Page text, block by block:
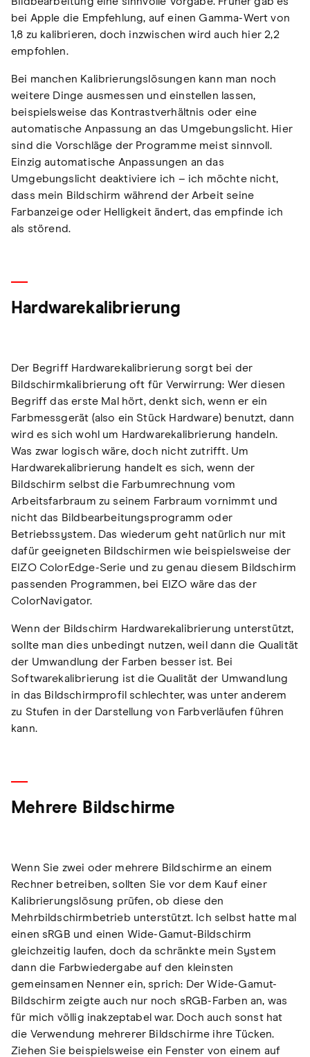
bei Apple die Empfehlung, auf einen Gamma-Wert von
1,8 zu kalibrieren, doch inzwischen wird auch hier 2,2
empfohlen.
Bei manchen Kalibrierungslösungen kann man noch
weitere Dinge ausmessen und einstellen lassen,
beispielsweise das Kontrastverhältnis oder eine
automatische Anpassung an das Umgebungslicht. Hier
sind die Vorschläge der Programme meist sinnvoll.
Einzig automatische Anpassungen an das
Umgebungslicht deaktiviere ich – ich möchte nicht,
dass mein Bildschirm während der Arbeit seine
Farbanzeige oder Helligkeit ändert, das empfinde ich
als störend.
Hardwarekalibrierung
Der Begriff Hardwarekalibrierung sorgt bei der
Bildschirmkalibrierung oft für Verwirrung: Wer diesen
Begriff das erste Mal hört, denkt sich, wenn er ein
Farbmessgerät (also ein Stück Hardware) benutzt, dann
wird es sich wohl um Hardwarekalibrierung handeln.
Was zwar logisch wäre, doch nicht zutrifft. Um
Hardwarekalibrierung handelt es sich, wenn der
Bildschirm selbst die Farbumrechnung vom
Arbeitsfarbraum zu seinem Farbraum vornimmt und
nicht das Bildbearbeitungsprogramm oder
Betriebssystem. Das wiederum geht natürlich nur mit
dafür geeigneten Bildschirmen wie beispielsweise der
EIZO ColorEdge-Serie und zu genau diesem Bildschirm
passenden Programmen, bei EIZO wäre das der
ColorNavigator.
Wenn der Bildschirm Hardwarekalibrierung unterstützt,
sollte man dies unbedingt nutzen, weil dann die Qualität
der Umwandlung der Farben besser ist. Bei
Softwarekalibrierung ist die Qualität der Umwandlung
in das Bildschirmprofil schlechter, was unter anderem
zu Stufen in der Darstellung von Farbverläufen führen
kann.
Mehrere Bildschirme
Wenn Sie zwei oder mehrere Bildschirme an einem
Rechner betreiben, sollten Sie vor dem Kauf einer
Kalibrierungslösung prüfen, ob diese den
Mehrbildschirmbetrieb unterstützt. Ich selbst hatte mal
einen sRGB und einen Wide-Gamut-Bildschirm
gleichzeitig laufen, doch da schränkte mein System
dann die Farbwiedergabe auf den kleinsten
gemeinsamen Nenner ein, sprich: Der Wide-Gamut-
Bildschirm zeigte auch nur noch sRGB-Farben an, was
für mich völlig inakzeptabel war. Doch auch sonst hat
die Verwendung mehrerer Bildschirme ihre Tücken.
Ziehen Sie beispielsweise ein Fenster von einem auf